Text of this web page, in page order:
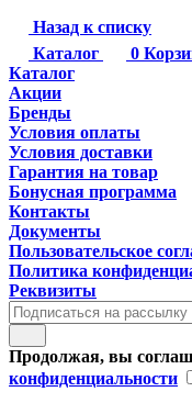
Назад к списку
Каталог
0
Каталог
Акции
Бренды
Условия оплаты
Условия доставки
Гарантия на товар
Бонусная программа
Контакты
Документы
Пользовательское
Политика
Реквизиты
Продолжая, вы
конфиденциальности